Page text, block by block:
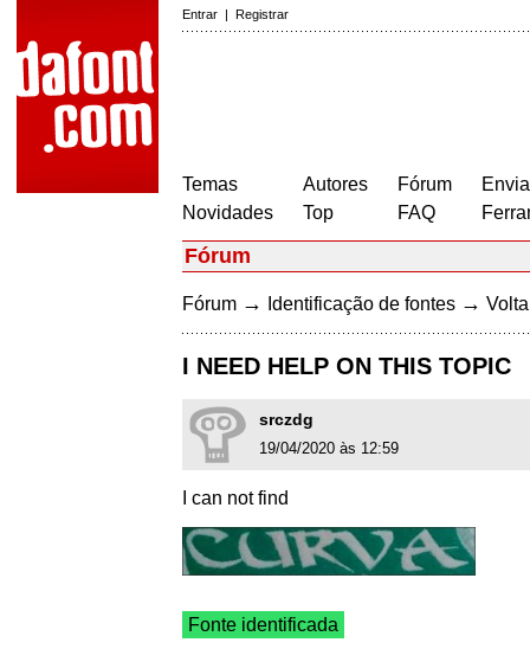
Entrar | Registrar
Temas
Novidades
Autores
Top
Fórum
FAQ
Fórum
Fórum → Identificação de fontes →
I NEED HELP ON THIS TOPIC
srczdg
19/04/2020 às 12:59
I can not find
Fonte identificada